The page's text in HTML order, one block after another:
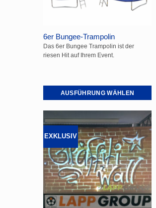
der
werden
6er Bungee-Trampolin
Das 6er Bungee Trampolin ist der
riesen Hit auf Ihrem Event.
AUSFÜHRUNG WÄHLEN
weist
mehrere
Varianten
auf.
Die
Optionen
können
EXKLUSIV